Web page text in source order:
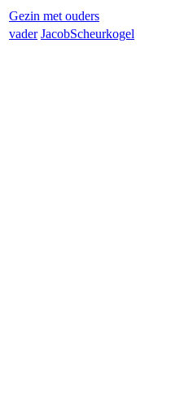
Gezin met ouders
vader JacobScheurkogel